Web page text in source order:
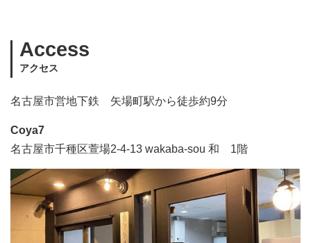
Access
アクセス
名古屋市営地下鉄 矢場町駅から徒歩約9分
Coya7
名古屋市千種区萱場2-4-13 wakaba-sou 和 1階